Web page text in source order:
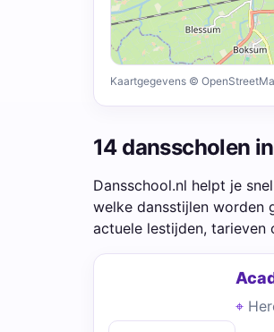
Kaartgegevens ©
14 dansscholen
Dansschool.nl helpt je
welke dansstijlen worden
actuele lestijden, tarieven